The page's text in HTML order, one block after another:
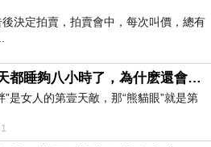
決定拍賣，拍賣會中，每次叫價，總有
明明每天都睡夠八小時了，為什麽還會有黑眼圈？
”是女人的第壹天敵，那“熊貓眼”就是第